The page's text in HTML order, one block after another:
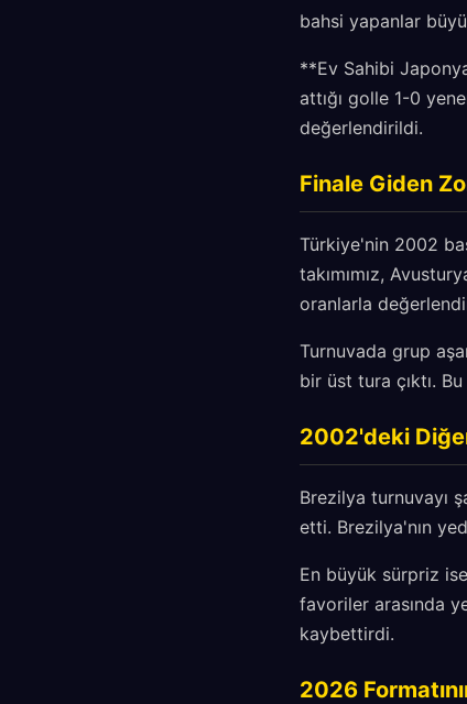
bahsi yapanlar
**Ev Sahibi
attığı golle 1-0
değerlendirildi.
Finale Giden
Türkiye'nin 2002
takımımız,
oranlarla
Turnuvada grup
bir üst tura çıktı.
2002'deki
Brezilya turnuvayı
etti. Brezilya'nın
En büyük sürpriz
favoriler arasında
kaybettirdi.
2026